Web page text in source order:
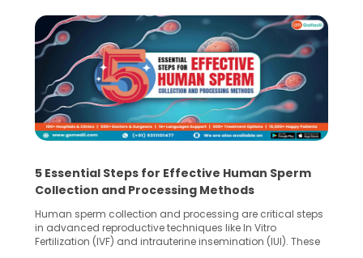
5 Essential Steps for Effective Human Sperm
Collection and Processing Methods
Human sperm collection and processing are critical steps
in advanced reproductive techniques like In Vitro
Fertilization (IVF) and intrauterine insemination (IUI). These